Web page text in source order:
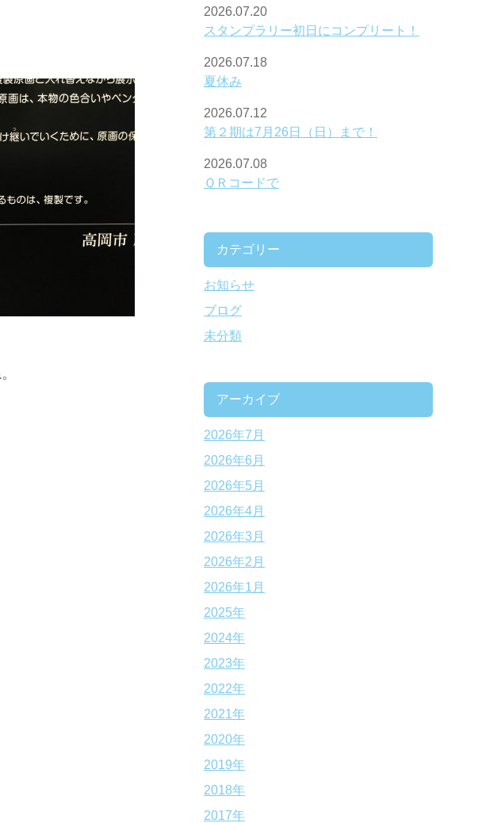
2026.07.20
スタンプラリー初日にコンプリート！
2026.07.18
夏休み
2026.07.12
第２期は7月26日（日）まで！
2026.07.08
ＱＲコードで
カテゴリー
お知らせ
ブログ
未分類
アーカイブ
2026年7月
2026年6月
2026年5月
2026年4月
2026年3月
2026年2月
2026年1月
2025年
2024年
2023年
2022年
2021年
2020年
2019年
2018年
2017年